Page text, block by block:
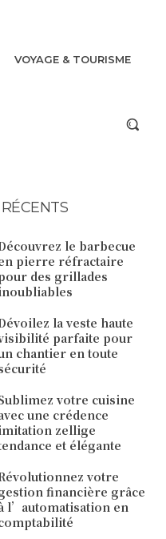
VOYAGE & TOURISME
le barbecue
pierre réfractaire
des grillades
la veste haute
parfaite pour
chantier en toute
votre cuisine
une crédence
zellige
et élégante
votre
financière grâce
l’automatisation en